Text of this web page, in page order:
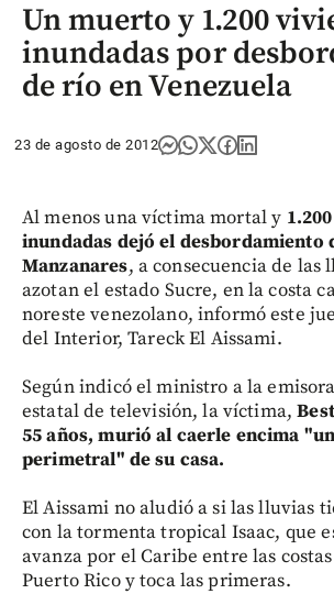
Un muerto y 1.200
inundadas por
de río en Venezuela
23 de agosto de 2012
Al menos una víctima mortal y
inundadas dejó el desbordamiento
Manzanares, a consecuencia de las
azotan el estado Sucre, en la costa
noreste venezolano, informó este
del Interior, Tareck El Aissami.
Según indicó el ministro a la
estatal de televisión, la víctima,
55 años, murió al caerle encima
perimetral" de su casa.
El Aissami no aludió a si las lluvias
con la tormenta tropical Isaac, que
avanza por el Caribe entre las
Puerto Rico y toca las primeras.